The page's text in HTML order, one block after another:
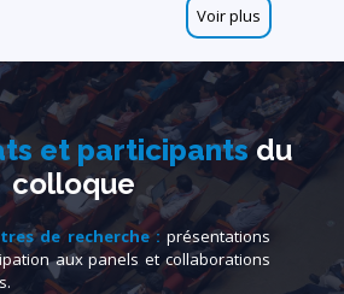
Voir plus
et participantsdu
colloque
de recherche :présentations
aux panels et collaborations